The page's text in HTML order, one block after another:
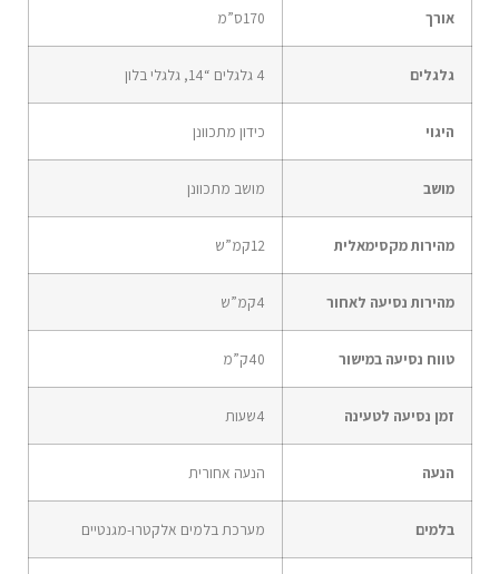
אורך 170ס”מ
גלגלים 4 גלגלים “14, גלגלי בלון
היגוי כידון מתכוונן
מושב מושב מתכוונן
מהירות מקסימאלית 12קמ”ש
מהירות נסיעה לאחור 4קמ”ש
טווח נסיעה במישור 40ק”מ
זמן נסיעה לטעינה 4שעות
הנעה הנעה אחורית
בלמים מערכת בלמים אלקטרו-מגנטיים